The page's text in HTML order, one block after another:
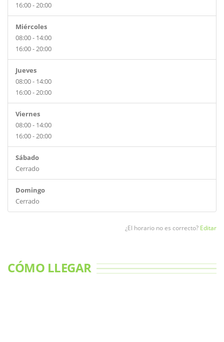
16:00 - 20:00
Miércoles
08:00 - 14:00
16:00 - 20:00
Jueves
08:00 - 14:00
16:00 - 20:00
Viernes
08:00 - 14:00
16:00 - 20:00
Sábado
Cerrado
Domingo
Cerrado
¿El horario no es correcto? Editar
CÓMO LLEGAR